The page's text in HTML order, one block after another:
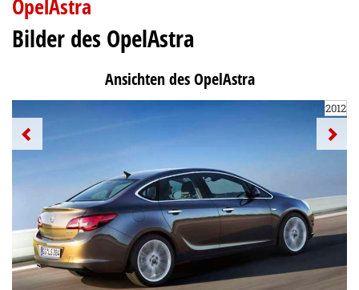
OpelAstra
Bilder des OpelAstra
Ansichten des OpelAstra
2012